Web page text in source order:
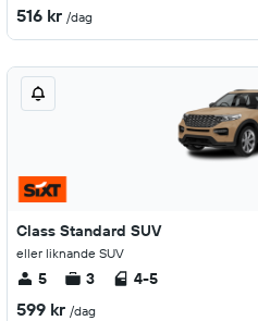
516 kr /dag
Class Standard SUV
eller liknande SUV
5 3 4-5
599 kr /dag